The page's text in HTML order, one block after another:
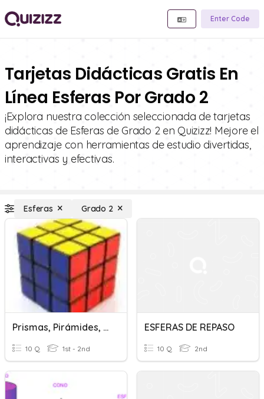
Enter Code
Tarjetas Didácticas Gratis En
Línea Esferas Por Grado 2
¡Explora nuestra colección seleccionada de tarjetas
didácticas de Esferas de Grado 2 en Quizizz! Mejore el
aprendizaje con herramientas de estudio divertidas,
interactivas y efectivas.
Esferas Grado 2
Prismas, Pirámides, Cilindros, Conos Y Esferas.
10 Q 1st - 2nd
ESFERAS DE REPASO
10 Q 2nd